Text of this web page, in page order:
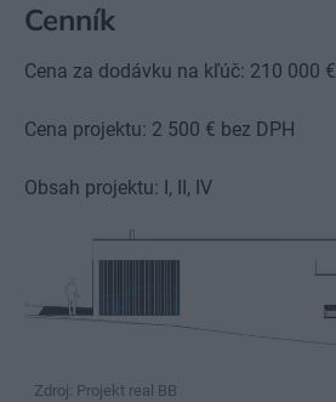
Cenník
Cena za dodávku na kľúč: 210 000 €
Cena projektu: 2 500 € bez DPH
Obsah projektu: I, II, IV
Zdroj: Projekt real BB